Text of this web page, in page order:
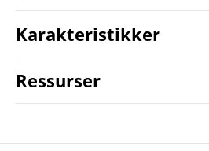
Karakteristikker
Ressurser